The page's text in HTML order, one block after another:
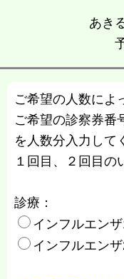
あき
ご希望の人数によ
ご希望の診察券番
を人数分入力して
１回目、２回目の
診療：
インフルエンザ
インフルエンザ